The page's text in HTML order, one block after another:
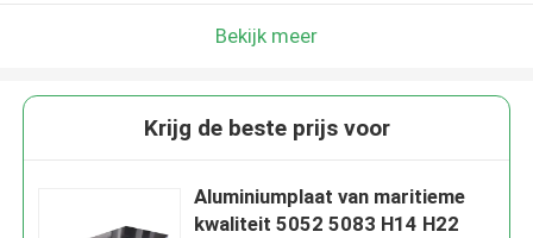
Bekijk meer
Krijg de beste prijs voor
Aluminiumplaat van maritieme
kwaliteit 5052 5083 H14 H22